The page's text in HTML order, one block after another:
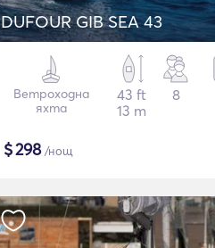
DUFOUR GIB SEA 43
Ветроходна
яхта
43 ft
13 m
8
$298/нощ